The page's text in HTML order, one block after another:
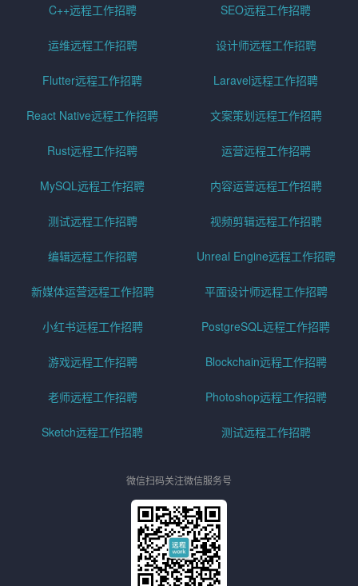
C++远程工作招聘 SEO远程工作招聘
运维远程工作招聘 设计师远程工作招聘
Flutter远程工作招聘 Laravel远程工作招聘
React Native远程工作招聘 文案策划远程工作招聘
Rust远程工作招聘 运营远程工作招聘
MySQL远程工作招聘 内容运营远程工作招聘
测试远程工作招聘 视频剪辑远程工作招聘
编辑远程工作招聘 Unreal Engine远程工作招聘
新媒体运营远程工作招聘 平面设计师远程工作招聘
小红书远程工作招聘 PostgreSQL远程工作招聘
游戏远程工作招聘 Blockchain远程工作招聘
老师远程工作招聘 Photoshop远程工作招聘
Sketch远程工作招聘 测试远程工作招聘
微信扫码关注微信服务号